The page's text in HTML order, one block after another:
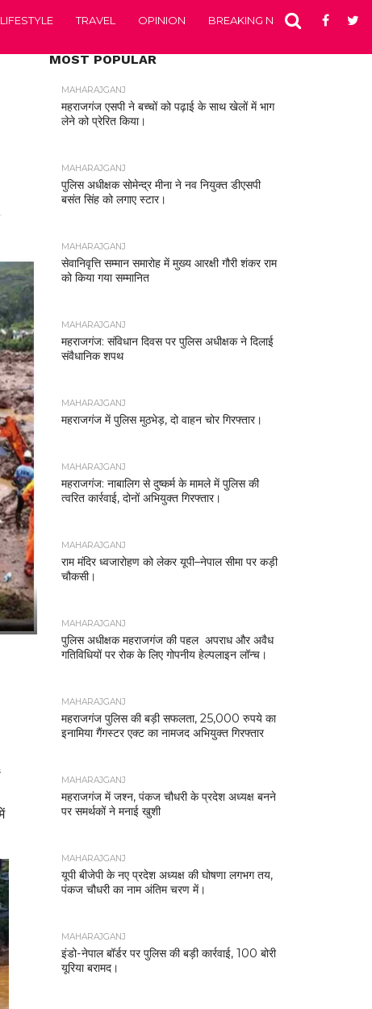
LIFESTYLE TRAVEL OPINION BREAKING NEWS
MOST POPULAR
MAHARAJGANJ
महराजगंज एसपी ने बच्चों को पढ़ाई के साथ खेलों में भाग
लेने को प्रेरित किया।
MAHARAJGANJ
पुलिस अधीक्षक सोमेन्द्र मीना ने नव नियुक्त डीएसपी
बसंत सिंह को लगाए स्टार।
MAHARAJGANJ
सेवानिवृत्ति सम्मान समारोह में मुख्य आरक्षी गौरी शंकर राम
को किया गया सम्मानित
MAHARAJGANJ
महराजगंज: संविधान दिवस पर पुलिस अधीक्षक ने दिलाई
संवैधानिक शपथ
MAHARAJGANJ
महराजगंज में पुलिस मुठभेड़, दो वाहन चोर गिरफ्तार।
MAHARAJGANJ
महराजगंज: नाबालिग से दुष्कर्म के मामले में पुलिस की
त्वरित कार्रवाई, दोनों अभियुक्त गिरफ्तार।
MAHARAJGANJ
राम मंदिर ध्वजारोहण को लेकर यूपी–नेपाल सीमा पर कड़ी
चौकसी।
MAHARAJGANJ
पुलिस अधीक्षक महराजगंज की पहल अपराध और अवैध
गतिविधियों पर रोक के लिए गोपनीय हेल्पलाइन लॉन्च।
MAHARAJGANJ
महराजगंज पुलिस की बड़ी सफलता, 25,000 रुपये का
इनामिया गैंगस्टर एक्ट का नामजद अभियुक्त गिरफ्तार
MAHARAJGANJ
महराजगंज में जश्न, पंकज चौधरी के प्रदेश अध्यक्ष बनने
पर समर्थकों ने मनाई खुशी
MAHARAJGANJ
यूपी बीजेपी के नए प्रदेश अध्यक्ष की घोषणा लगभग तय,
पंकज चौधरी का नाम अंतिम चरण में।
MAHARAJGANJ
इंडो-नेपाल बॉर्डर पर पुलिस की बड़ी कार्रवाई, 100 बोरी
यूरिया बरामद।